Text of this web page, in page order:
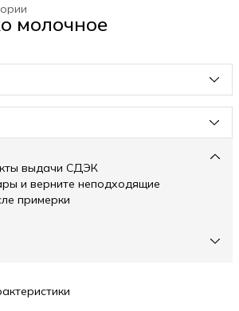
молочное
выдачи СДЭК
и верните неподходящие
примерки